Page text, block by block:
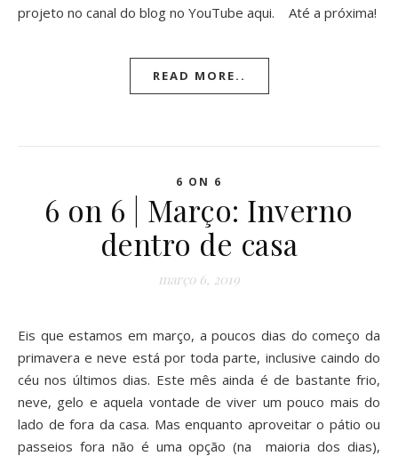
projeto no canal do blog no YouTube aqui. Até a próxima!
READ MORE..
6 ON 6
6 on 6 | Março: Inverno
dentro de casa
março 6, 2019
Eis que estamos em março, a poucos dias do começo da
primavera e neve está por toda parte, inclusive caindo do
céu nos últimos dias. Este mês ainda é de bastante frio,
neve, gelo e aquela vontade de viver um pouco mais do
lado de fora da casa. Mas enquanto aproveitar o pátio ou
passeios fora não é uma opção (na maioria dos dias),